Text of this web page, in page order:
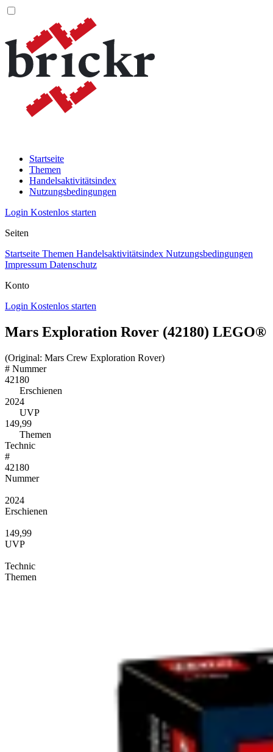
Startseite
Themen
Handelsaktivitätsindex
Nutzungsbedingungen
Login Kostenlos starten
Seiten
Startseite Themen Handelsaktivitätsindex Nutzungsbedingungen
Impressum Datenschutz
Konto
Login Kostenlos starten
Mars Exploration Rover (42180) LEGO®
(Original: Mars Crew Exploration Rover)
# Nummer
42180
Erschienen
2024
UVP
149,99
Themen
Technic
#
42180
Nummer
2024
Erschienen
149,99
UVP
Technic
Themen